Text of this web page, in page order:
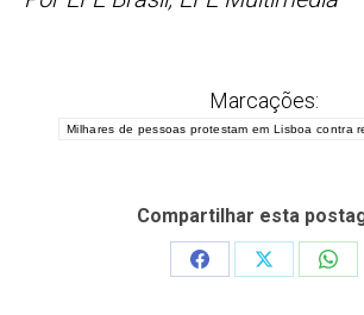
Marcações:
Milhares de pessoas protestam em Lisboa contra
Compartilhar esta
Share
Share
Share